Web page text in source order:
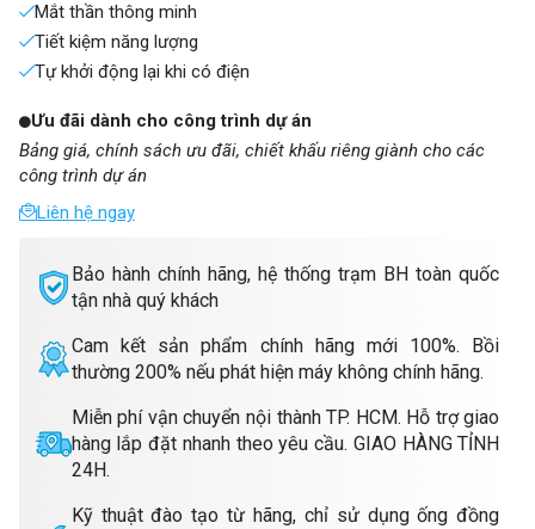
Mắt thần thông minh
Tiết kiệm năng lượng
Tự khởi động lại khi có điện
Bảo hành chính hãng, hệ thống trạm BH toàn quốc
tận nhà quý khách
Cam kết sản phẩm chính hãng mới 100%. Bồi
thường 200% nếu phát hiện máy không chính hãng.
Miễn phí vận chuyển nội thành TP. HCM. Hỗ trợ giao
hàng lắp đặt nhanh theo yêu cầu. GIAO HÀNG TỈNH
24H.
Kỹ thuật đào tạo từ hãng, chỉ sử dụng ống đồng
Ưu đãi dành cho công trình dự án
Bảng giá, chính sách ưu đãi, chiết khấu riêng giành cho các
công trình dự án
Liên hệ ngay